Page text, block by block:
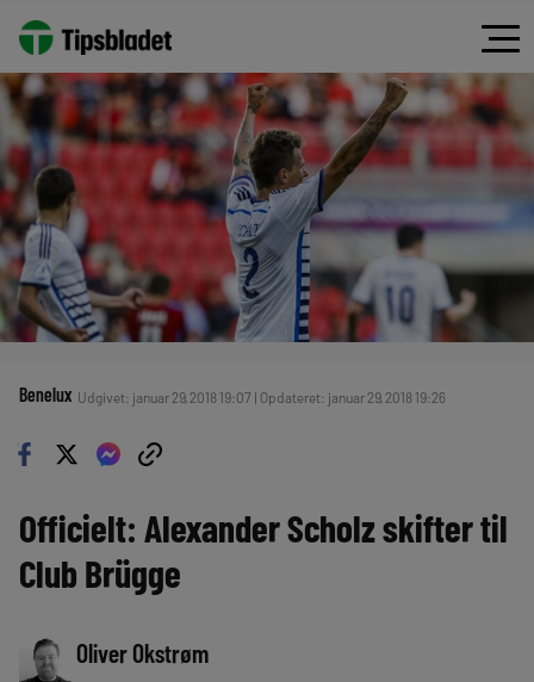
Benelux Udgivet: januar 29, 2018 19:07 | Opdateret: januar 29, 2018 19:26
Officielt: Alexander Scholz skifter til
Club Brügge
Oliver Okstrøm